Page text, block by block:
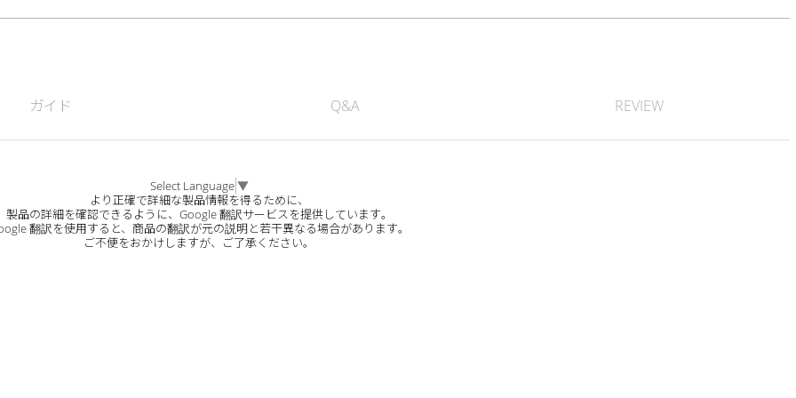
ガイド Q&A REVIEW
Select Language▼
より正確で詳細な製品情報を得るために、
製品の詳細を確認できるように、Google 翻訳サービスを提供しています。
翻訳を使用すると、商品の翻訳が元の説明と若干異なる場合があります。
ご不便をおかけしますが、ご了承ください。